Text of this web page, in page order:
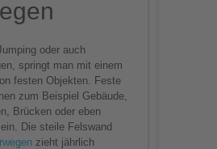
oder auch
springt man mit einem
festen Objekten. Feste
zum Beispiel Gebäude,
Brücken oder eben
Die steile Felswand
zieht jährlich